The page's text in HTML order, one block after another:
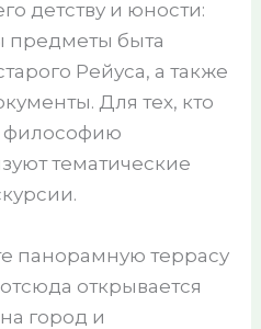
детству и юности:
предметы быта
Рейуса, а также
Для тех, кто
философию
тематические
панорамную террасу
открывается
город и